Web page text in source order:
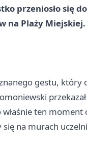
przeniosło się
na Plaży Miejskiej.
gestu, który
ten moment
na murach